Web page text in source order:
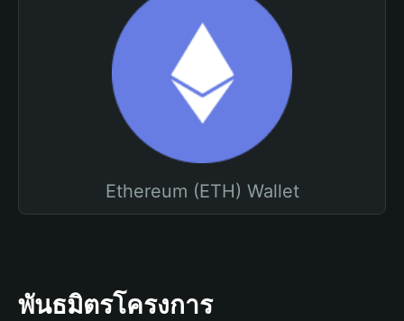
Ethereum (ETH) Wallet
พันธมิตรโครงการ